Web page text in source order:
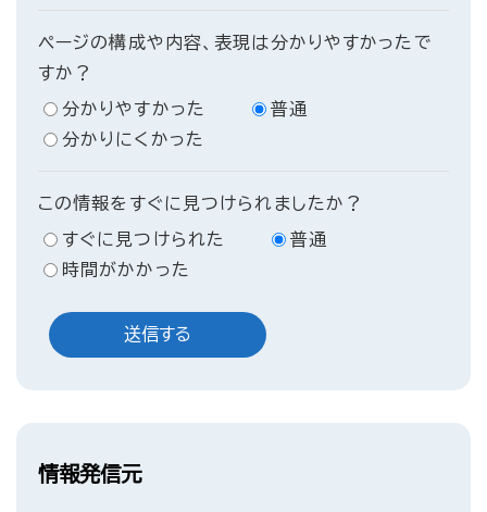
ページの構成や内容、表現は分かりやすかったで
すか？
分かりやすかった
普通
分かりにくかった
この情報をすぐに見つけられましたか？
すぐに見つけられた
普通
時間がかかった
情報発信元